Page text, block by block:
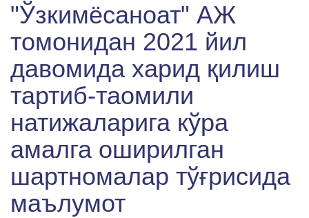
"Ўзкимёсаноат" АЖ
томонидан 2021 йил
давомида харид қилиш
тартиб-таомили
натижаларига кўра
амалга оширилган
шартномалар тўғрисида
маълумот